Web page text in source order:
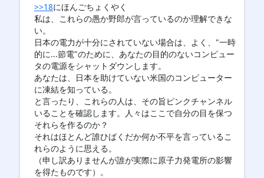
>>18にほんごちょくやく
私は、これらの愚か野郎が言っているのか理解できな
い。
日本の電力が十分にされていない場合は、よく、"一時
的に...節電"のために、あなたの目的のないコンピュー
タの電源をシャットダウンします。
あなたは、日本を助けていない米国のコンピューター
に凍結を知っている。
と言ったり、これらの人は、その旨ピンクチャンネル
いることを確認します。人々はここで自分の目を保つ
それらを作るのか？
それはほとんど誰ひばくだか何か不平を言っているこ
れらのように思える。
（申し訳ありませんが誰が実際に原子力発電所の影響
を得たものです）。